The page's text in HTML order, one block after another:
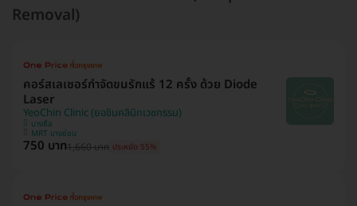
Removal)
คอร์สเลเซอร์กำจัดขนรักแร้ 12 ครั้ง ด้วย Diode
Laser
YeoChin Clinic (ยอชินคลินิกเวชกรรม)
บางซื่อ
MRT บางซ่อน
750 บาท1,660 บาท ประหยัด 55%